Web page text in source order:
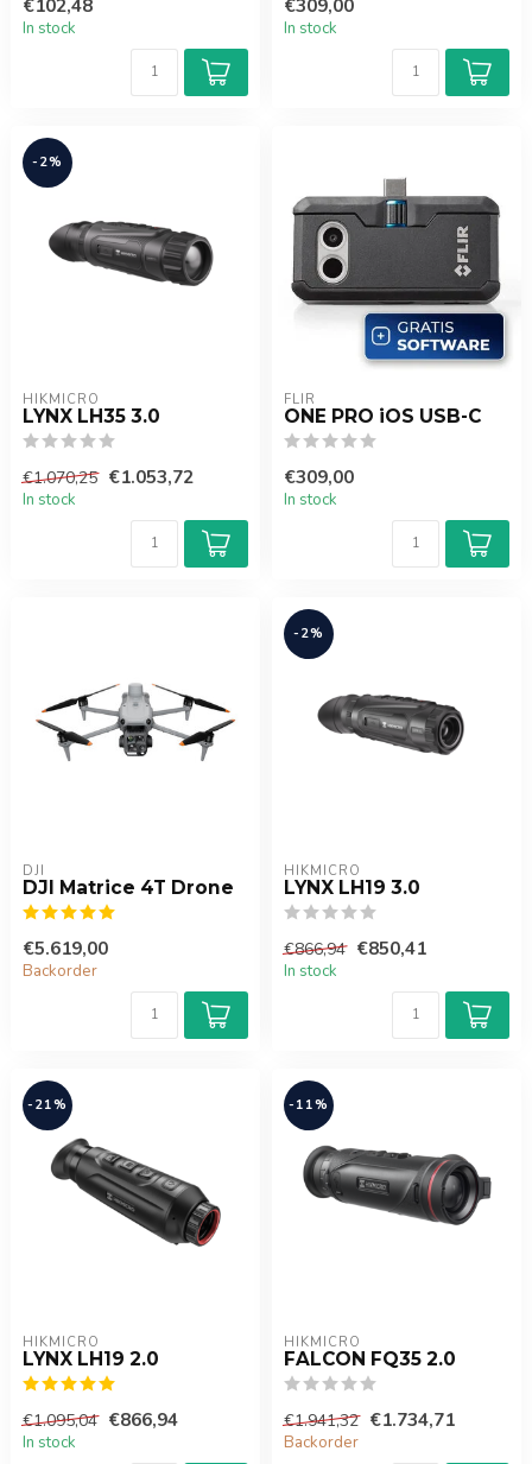
€102,48
In stock
€309,00
In stock
-2%
HIKMICRO
LYNX LH35 3.0
€1.070,25 €1.053,72
In stock
FLIR
ONE PRO iOS USB-C
€309,00
In stock
DJI
DJI Matrice 4T Drone
€5.619,00
Backorder
-2%
HIKMICRO
LYNX LH19 3.0
€866,94 €850,41
In stock
-21%
HIKMICRO
LYNX LH19 2.0
€1.095,04 €866,94
In stock
-11%
HIKMICRO
FALCON FQ35 2.0
€1.941,32 €1.734,71
Backorder